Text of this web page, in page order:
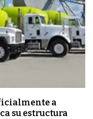
a
su estructura